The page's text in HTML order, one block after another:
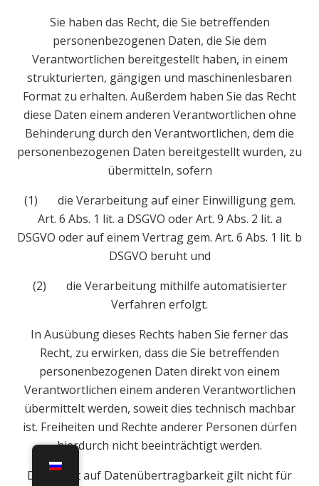
Sie haben das Recht, die Sie betreffenden
personenbezogenen Daten, die Sie dem
Verantwortlichen bereitgestellt haben, in einem
strukturierten, gängigen und maschinenlesbaren
Format zu erhalten. Außerdem haben Sie das Recht
diese Daten einem anderen Verantwortlichen ohne
Behinderung durch den Verantwortlichen, dem die
personenbezogenen Daten bereitgestellt wurden, zu
übermitteln, sofern
(1) die Verarbeitung auf einer Einwilligung gem.
Art. 6 Abs. 1 lit. a DSGVO oder Art. 9 Abs. 2 lit. a
DSGVO oder auf einem Vertrag gem. Art. 6 Abs. 1 lit. b
DSGVO beruht und
(2) die Verarbeitung mithilfe automatisierter
Verfahren erfolgt.
In Ausübung dieses Rechts haben Sie ferner das
Recht, zu erwirken, dass die Sie betreffenden
personenbezogenen Daten direkt von einem
Verantwortlichen einem anderen Verantwortlichen
übermittelt werden, soweit dies technisch machbar
ist. Freiheiten und Rechte anderer Personen dürfen
hierdurch nicht beeinträchtigt werden.
Das Recht auf Datenübertragbarkeit gilt nicht für